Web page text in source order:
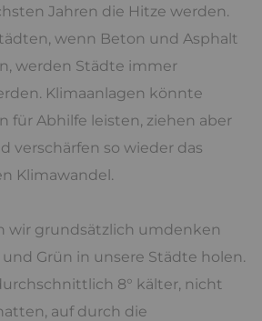
Jahren die Hitze werden.
wenn Beton und Asphalt
werden Städte immer
Klimaanlagen könnte
für Abhilfe leisten, ziehen aber
verschärfen so wieder das
Klimawandel.
wir grundsätzlich umdenken
und Grün in unsere Städte holen.
8° kälter, nicht
auf durch die